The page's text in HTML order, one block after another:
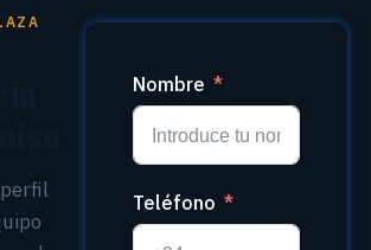
Nombre
Teléfono